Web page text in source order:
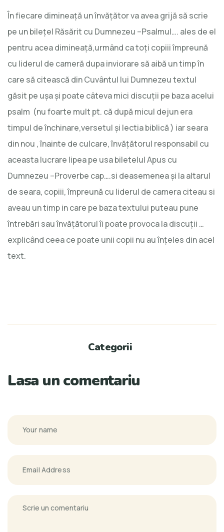
În fiecare dimineaţă un învăţător va avea grijă să scrie
pe un bileţel Răsărit cu Dumnezeu –Psalmul…. ales de el
pentru acea dimineaţă,urmând ca toţi copiii împreună
cu liderul de cameră dupa inviorare să aibă un timp în
care să citească din Cuvântul lui Dumnezeu textul
găsit pe uşa şi poate câteva mici discuţii pe baza acelui
psalm (nu foarte mult pt. că după micul dejun era
timpul de închinare,versetul şi lectia biblică ) iar seara
din nou , înainte de culcare, învăţătorul responsabil cu
aceasta lucrare lipea pe usa biletelul Apus cu
Dumnezeu –Proverbe cap….si deasemenea şi la altarul
de seara, copiii, împreună cu liderul de camera citeau si
aveau un timp in care pe baza textului puteau pune
întrebări sau învăţătorul îi poate provoca la discuţii …
explicând ceea ce poate unii copii nu au înţeles din acel
text.
Categorii
Lasa un comentariu